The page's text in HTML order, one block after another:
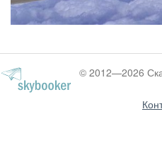
© 2012—2026